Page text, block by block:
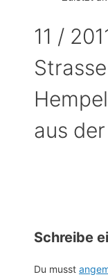
11 /
aus
Schreibe
Du musst